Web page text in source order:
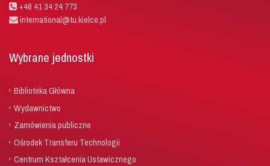
+48 41 34 24 773
international@tu.kielce.pl
Wybrane jednostki
Biblioteka Główna
Wydawnictwo
Zamówienia publiczne
Ośrodek Transferu Technologii
Centrum Kształcenia Ustawicznego